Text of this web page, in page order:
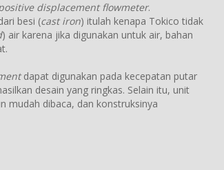
displacement flowmeter.
besi (cast iron) itulah kenapa Tokico tidak
) air karena jika digunakan untuk air, bahan
dapat digunakan pada kecepatan putar
desain yang ringkas. Selain itu, unit
mudah dibaca, dan konstruksinya